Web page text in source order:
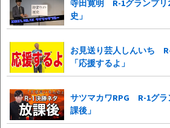
寺田寛明 R-1グランプ
史」
お見送り芸人しんいち
「応援するよ」
サツマカワRPG R-1グ
課後」